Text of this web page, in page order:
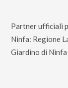
Partner ufficiali
Ninfa: Regione
Giardino di